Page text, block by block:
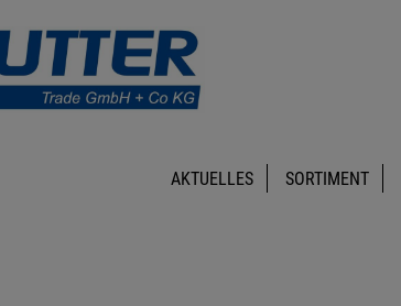
AKTUELLES SORTIMENT